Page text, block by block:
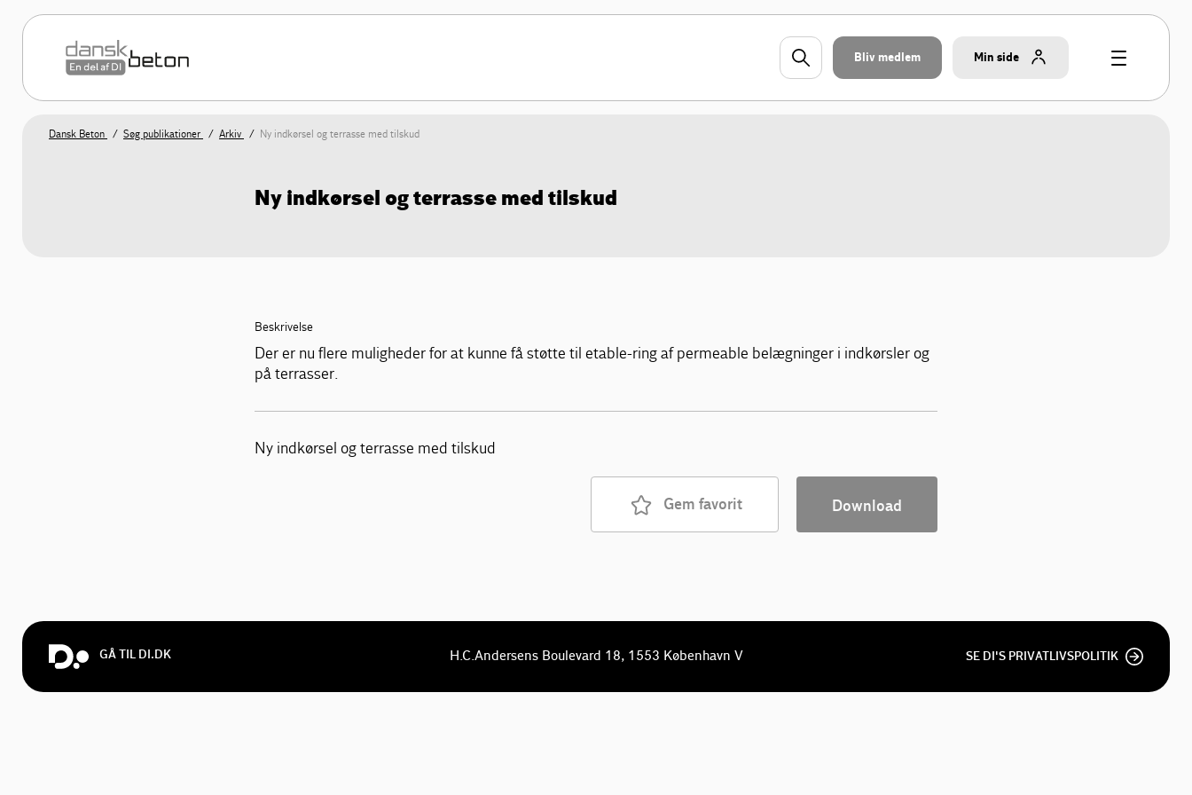
Bliv medlem Min side
Dansk Beton Søg publikationer Arkiv Ny indkørsel og terrasse med tilskud
Ny indkørsel og terrasse med tilskud
Beskrivelse
Der er nu flere muligheder for at kunne få støtte til etable-ring af permeable belægninger i indkørsler og
på terrasser.
Ny indkørsel og terrasse med tilskud
Gem favorit Download
GÅ TIL DI.DK H.C.Andersens Boulevard 18, 1553 København V SE DI'S PRIVATLIVSPOLITIK